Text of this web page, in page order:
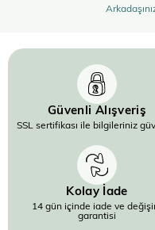
Güvenli Alışveriş
SSL sertifikası ile bilgileriniz
Kolay İade
14 gün içinde iade ve
garantisi